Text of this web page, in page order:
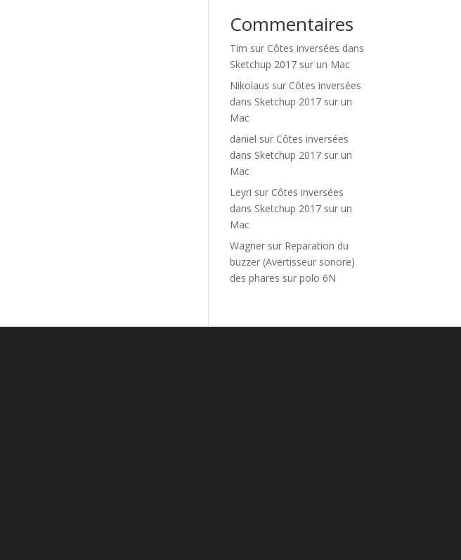
Commentaires
Tim sur Côtes inversées dans
Sketchup 2017 sur un Mac
Nikolaus sur Côtes inversées
dans Sketchup 2017 sur un
Mac
daniel sur Côtes inversées
dans Sketchup 2017 sur un
Mac
Leyri sur Côtes inversées
dans Sketchup 2017 sur un
Mac
Wagner sur Reparation du
buzzer (Avertisseur sonore)
des phares sur polo 6N